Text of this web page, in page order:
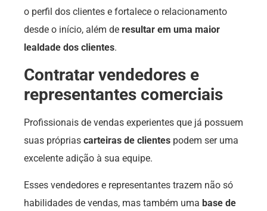
o perfil dos clientes e fortalece o relacionamento
desde o início, além de resultar em uma maior
lealdade dos clientes.
Contratar vendedores e
representantes comerciais
Profissionais de vendas experientes que já possuem
suas próprias carteiras de clientes podem ser uma
excelente adição à sua equipe.
Esses vendedores e representantes trazem não só
habilidades de vendas, mas também uma base de